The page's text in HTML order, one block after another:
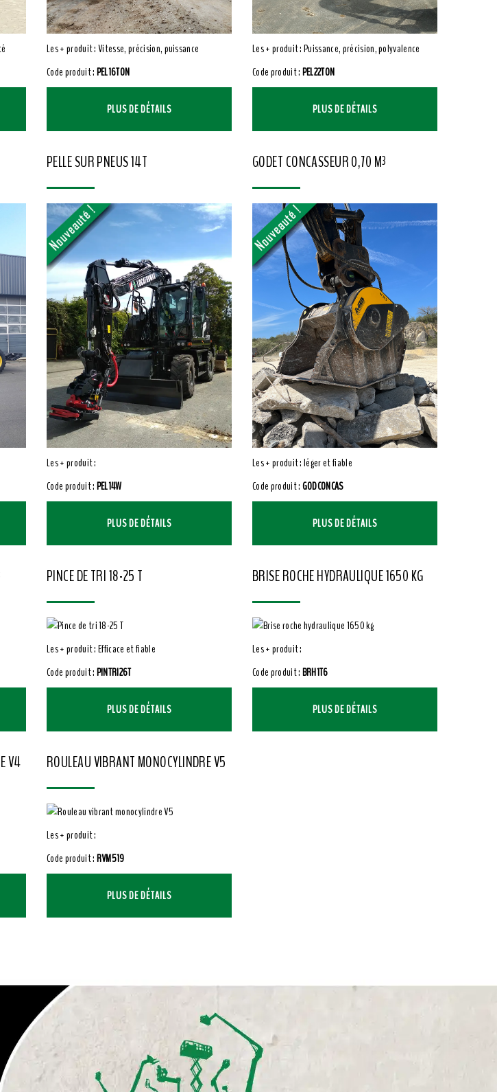
Les + produit : Vitesse, précision, puissance
Code produit :PEL16TON
PLUS DE DÉTAILS
Les + produit : Puissance, précision, polyvalence
Code produit :PEL22TON
PLUS DE DÉTAILS
PELLE SUR PNEUS 14T
Les + produit :
Code produit :PEL14W
PLUS DE DÉTAILS
GODET CONCASSEUR 0,70 M³
Les + produit : léger et fiable
Code produit :GODCONCAS
PLUS DE DÉTAILS
PINCE DE TRI 18-25 T
Les + produit : Efficace et fiable
Code produit :PINTRI26T
PLUS DE DÉTAILS
BRISE ROCHE HYDRAULIQUE 1650 KG
Les + produit :
Code produit :BRH1T6
PLUS DE DÉTAILS
V4 ROULEAU VIBRANT MONOCYLINDRE V5
Les + produit :
Code produit :RVM519
PLUS DE DÉTAILS